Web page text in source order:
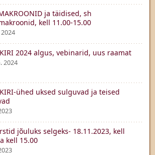
ja täidised, sh
kell 11.00-15.00
2024 algus, vebinarid, uus raamat
2024
ühed uksed sulguvad ja teised
jõuluks selgeks- 18.11.2023, kell
kell 15.00